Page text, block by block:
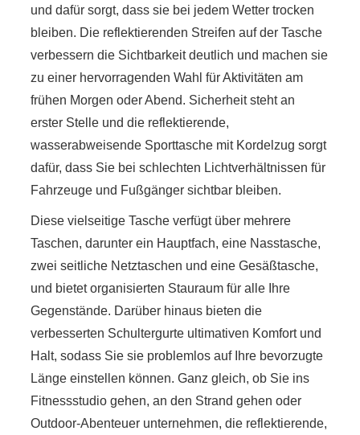
und dafür sorgt, dass sie bei jedem Wetter trocken
bleiben. Die reflektierenden Streifen auf der Tasche
verbessern die Sichtbarkeit deutlich und machen sie
zu einer hervorragenden Wahl für Aktivitäten am
frühen Morgen oder Abend. Sicherheit steht an
erster Stelle und die reflektierende,
wasserabweisende Sporttasche mit Kordelzug sorgt
dafür, dass Sie bei schlechten Lichtverhältnissen für
Fahrzeuge und Fußgänger sichtbar bleiben.
Diese vielseitige Tasche verfügt über mehrere
Taschen, darunter ein Hauptfach, eine Nasstasche,
zwei seitliche Netztaschen und eine Gesäßtasche,
und bietet organisierten Stauraum für alle Ihre
Gegenstände. Darüber hinaus bieten die
verbesserten Schultergurte ultimativen Komfort und
Halt, sodass Sie sie problemlos auf Ihre bevorzugte
Länge einstellen können. Ganz gleich, ob Sie ins
Fitnessstudio gehen, an den Strand gehen oder
Outdoor-Abenteuer unternehmen, die reflektierende,